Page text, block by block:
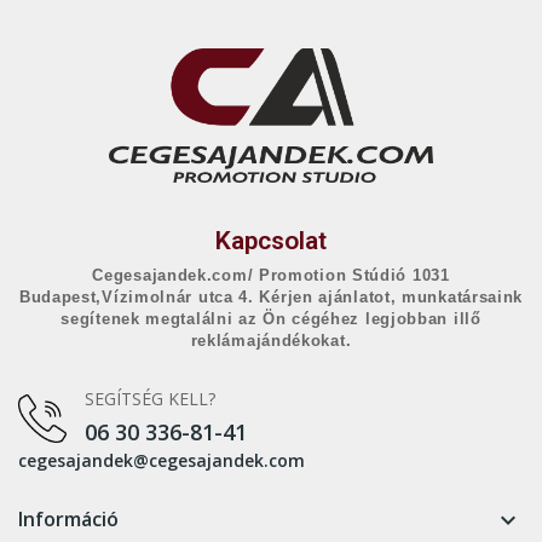
Kapcsolat
Cegesajandek.com/ Promotion Stúdió 1031
Budapest,Vízimolnár utca 4. Kérjen ajánlatot, munkatársaink
segítenek megtalálni az Ön cégéhez legjobban illő
reklámajándékokat.
SEGÍTSÉG KELL?
06 30 336-81-41
cegesajandek@cegesajandek.com
Információ 